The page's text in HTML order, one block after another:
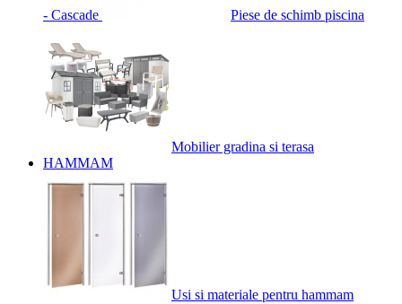
- Cascade Piese de schimb piscina
Mobilier gradina si terasa
HAMMAM
Usi si materiale pentru hammam